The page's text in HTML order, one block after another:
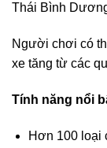
Thái Bình
Người chơi có
xe tăng từ các
Tính năng nổi
Hơn 100 loại